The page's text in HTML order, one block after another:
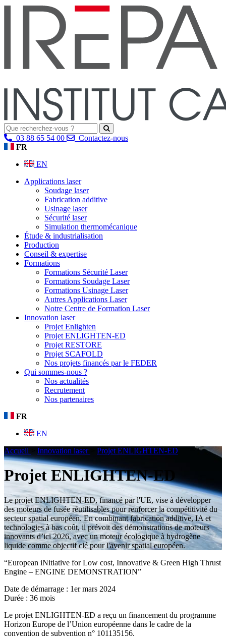
03 88 65 54 00
Contactez-nous
FR
EN
Applications laser
Soudage laser
Fabrication additive
Usinage laser
Sécurité laser
Simulation thermomécanique
Étude & industrialisation
Production
Conseil & expertise
Formations
Formations Sécurité Laser
Formations Soudage Laser
Formations Usinage Laser
Autres Applications Laser
Notre Centre de Formation Laser
Innovation laser
Projet Enlighten
Projet ENLIGHTEN-ED
Projet RESTORE
Projet SCAFOLD
Nos projets financés par le FEDER
Qui sommes-nous ?
Nos actualités
Recrutement
Nos partenaires
FR
EN
Accueil
Innovation laser Projet ENLIGHTEN-ED
Projet ENLIGHTEN-ED
Le projet ENLIGHTEN-ED, financé par l'UE, vise à développer
des moteurs de fusée réutilisables pour renforcer la compétitivité du
secteur spatial européen. En combinant fabrication additive, IA et
technologies à bas coût, il prévoit des démonstrations de moteurs
innovants d’ici 2026, avec un moteur écologique à hydrogène
liquide comme objectif clé pour l'avenir spatial européen.
“European iNitiative for Low cost, Innovative & Green High Thrust
Engine – ENGINE DEMONSTRATION”
Date de démarrage : 1er mars 2024
Durée : 36 mois
Le projet ENLIGHTEN-ED a reçu un financement du programme
Horizon Europe de l’Union européenne dans le cadre de la
convention de subvention n° 101135156.